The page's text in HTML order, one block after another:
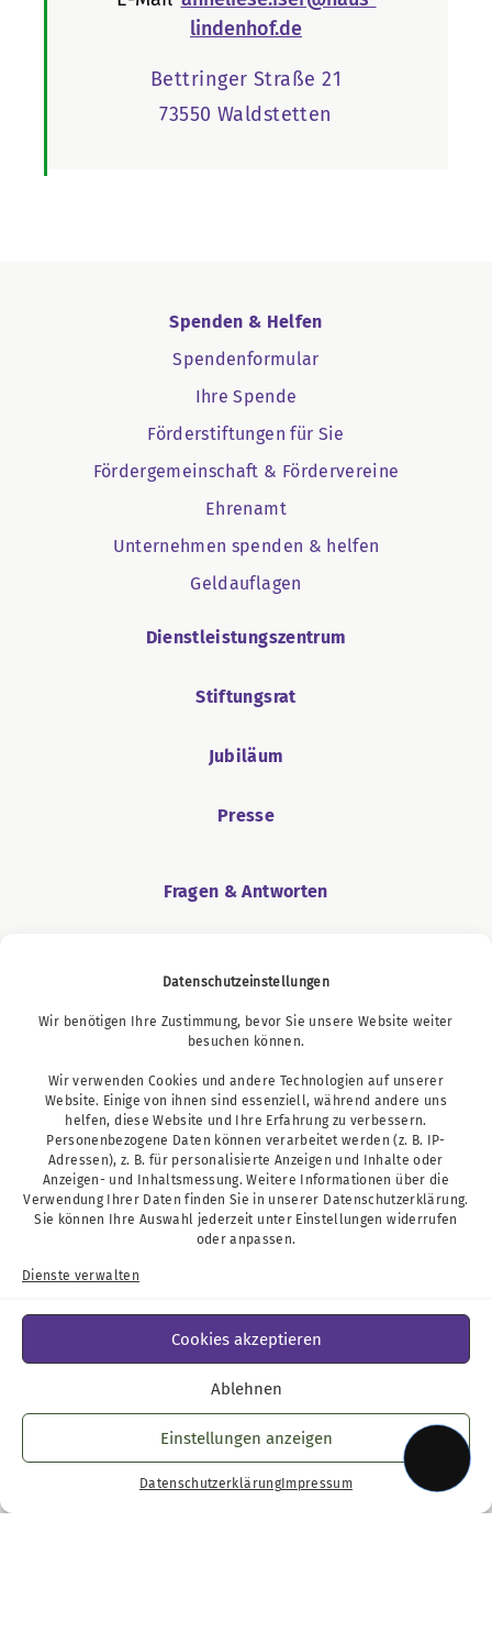
Datenschutzeinstellungen
Wir benötigen Ihre Zustimmung, bevor Sie unsere Website weiter
besuchen können.
Wir verwenden Cookies und andere Technologien auf unserer
Website. Einige von ihnen sind essenziell, während andere uns
helfen, diese Website und Ihre Erfahrung zu verbessern.
Personenbezogene Daten können verarbeitet werden (z. B. IP-
Adressen), z. B. für personalisierte Anzeigen und Inhalte oder
Anzeigen- und Inhaltsmessung. Weitere Informationen über die
Verwendung Ihrer Daten finden Sie in unserer Datenschutzerklärung.
Sie können Ihre Auswahl jederzeit unter Einstellungen widerrufen
oder anpassen.
Dienste verwalten
Cookies akzeptieren
Ablehnen
Einstellungen anzeigen
DatenschutzerklärungImpressum
lindenhof.de
Bettringer Straße 21
73550 Waldstetten
Spenden & Helfen
Spendenformular
Ihre Spende
Förderstiftungen für Sie
Fördergemeinschaft & Fördervereine
Ehrenamt
Unternehmen spenden & helfen
Geldauflagen
Dienstleistungszentrum
Stiftungsrat
Jubiläum
Presse
Fragen & Antworten
Lieferkettensorgfaltspflichtengesetz
Kontakt